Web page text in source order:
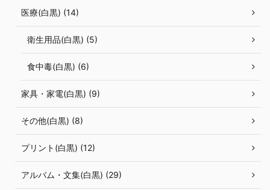
医療(白黒) (14)
衛生用品(白黒) (5)
食中毒(白黒) (6)
家具・家電(白黒) (9)
その他(白黒) (8)
プリント(白黒) (12)
アルバム・文集(白黒) (29)